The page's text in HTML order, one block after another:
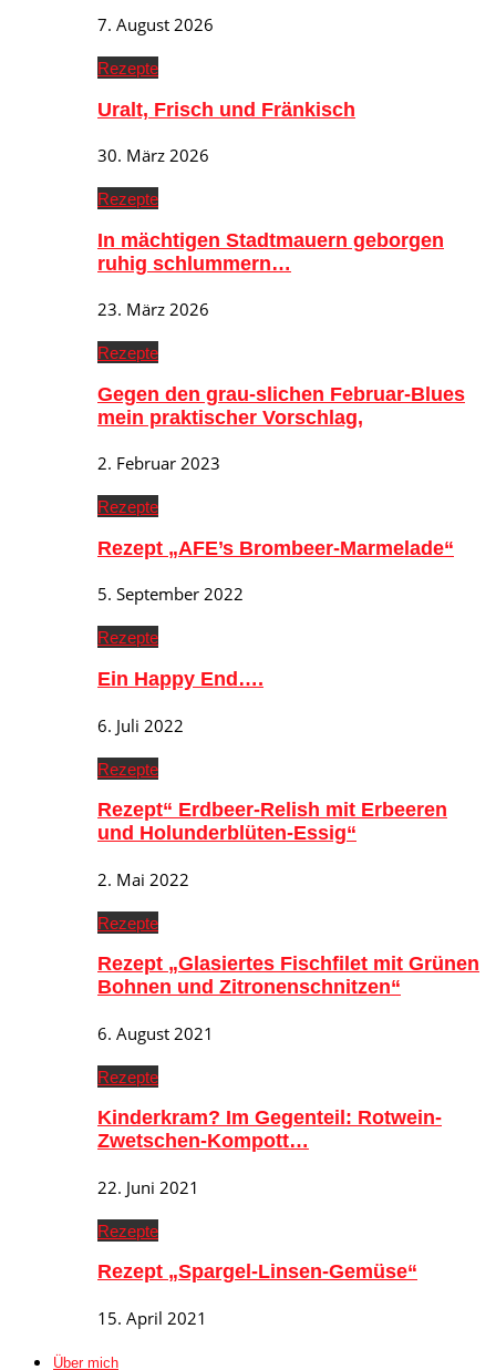
7. August 2026
Rezepte
Uralt, Frisch und Fränkisch
30. März 2026
Rezepte
In mächtigen Stadtmauern geborgen
ruhig schlummern…
23. März 2026
Rezepte
Gegen den grau-slichen Februar-Blues
mein praktischer Vorschlag,
2. Februar 2023
Rezepte
Rezept „AFE’s Brombeer-Marmelade“
5. September 2022
Rezepte
Ein Happy End….
6. Juli 2022
Rezepte
Rezept“ Erdbeer-Relish mit Erbeeren
und Holunderblüten-Essig“
2. Mai 2022
Rezepte
Rezept „Glasiertes Fischfilet mit Grünen
Bohnen und Zitronenschnitzen“
6. August 2021
Rezepte
Kinderkram? Im Gegenteil: Rotwein-
Zwetschen-Kompott…
22. Juni 2021
Rezepte
Rezept „Spargel-Linsen-Gemüse“
15. April 2021
Über mich